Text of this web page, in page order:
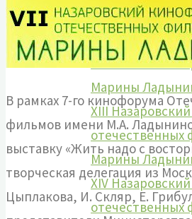
Марины
XII
Марины
XIII
Марины
XIV
В рамках 7-го кинофорума
фильмов имени М.А.
выставку «Жить надо с
творческая делегация из
Цыплакова, И. Скляр, Е.